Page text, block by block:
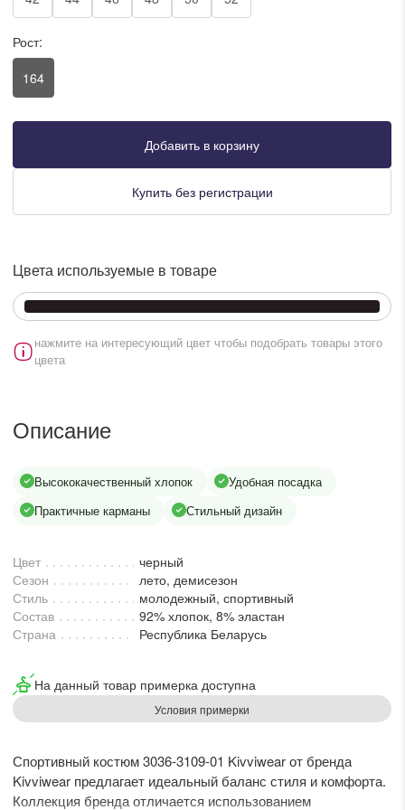
в WhatsApp
в Viber
колл-центра:
- 19:00
- 15:00
KZT RUB
Рост:
164
Добавить в корзину
Купить без регистрации
Цвета используемые в товаре
нажмите на интересующий цвет чтобы подобрать товары этого
цвета
Описание
Высококачественный хлопок
Удобная посадка
Практичные карманы
Стильный дизайн
Цвет
черный
Сезон
лето, демисезон
Стиль
молодежный, спортивный
Состав
92% хлопок, 8% эластан
Страна
Республика Беларусь
На данный товар примерка доступна
Условия примерки
Спортивный костюм 3036-3109-01 Kivviwear от бренда
Kivviwear предлагает идеальный баланс стиля и комфорта.
Коллекция бренда отличается использованием